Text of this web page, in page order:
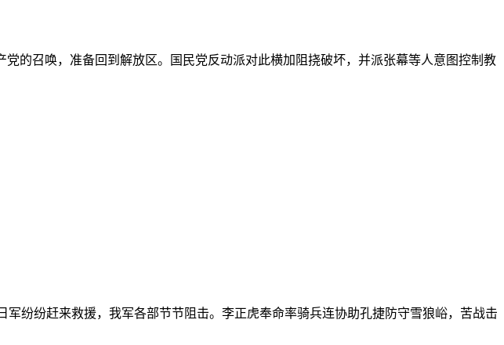
召唤，准备回到解放区。国民党反动派对此横加阻挠破坏，并派张幕等人意图控制教
纷纷赶来救援，我军各部节节阻击。李正虎奉命率骑兵连协助孔捷防守雪狼峪，苦战击